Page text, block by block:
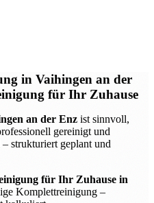
in Vaihingen an der
für Ihr Zuhause
an der Enz ist sinnvoll,
gereinigt und
strukturiert geplant und
für Ihr Zuhause in
Komplettreinigung –